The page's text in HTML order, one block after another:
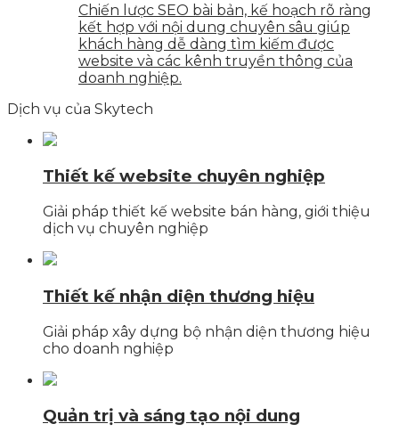
Chiến lược SEO bài bản, kế hoạch rõ ràng
kết hợp với nội dung chuyên sâu giúp
khách hàng dễ dàng tìm kiếm được
website và các kênh truyền thông của
doanh nghiệp.
Dịch vụ của Skytech
Thiết kế website chuyên nghiệp
Giải pháp thiết kế website bán hàng, giới thiệu
dịch vụ chuyên nghiệp
Thiết kế nhận diện thương hiệu
Giải pháp xây dựng bộ nhận diện thương hiệu
cho doanh nghiệp
Quản trị và sáng tạo nội dung